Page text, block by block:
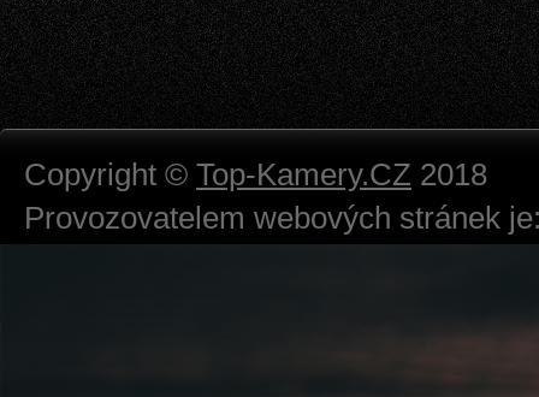
Copyright © Top-Kamery.CZ 2018
Provozovatelem webových stránek